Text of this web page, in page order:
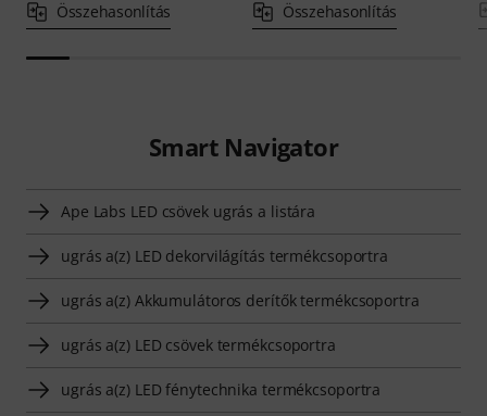
Összehasonlítás Összehasonlítás
Smart Navigator
Ape Labs LED csövek ugrás a listára
ugrás a(z) LED dekorvilágítás termékcsoportra
ugrás a(z) Akkumulátoros derítők termékcsoportra
ugrás a(z) LED csövek termékcsoportra
ugrás a(z) LED fénytechnika termékcsoportra